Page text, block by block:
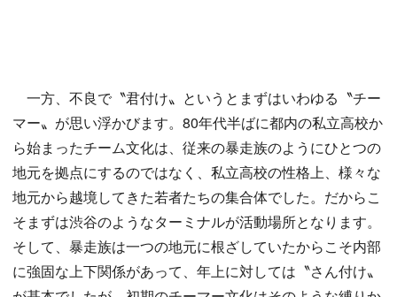
一方、不良で〝君付け〟というとまずはいわゆる〝チー
マー〟が思い浮かびます。80年代半ばに都内の私立高校か
ら始まったチーム文化は、従来の暴走族のようにひとつの
地元を拠点にするのではなく、私立高校の性格上、様々な
地元から越境してきた若者たちの集合体でした。だからこ
そまずは渋谷のようなターミナルが活動場所となります。
そして、暴走族は一つの地元に根ざしていたからこそ内部
に強固な上下関係があって、年上に対しては〝さん付け〟